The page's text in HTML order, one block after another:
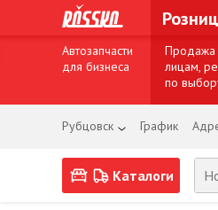
Автозапчасти
для бизнеса
Продажа
лицам,
по
Рубцовск График
Каталоги